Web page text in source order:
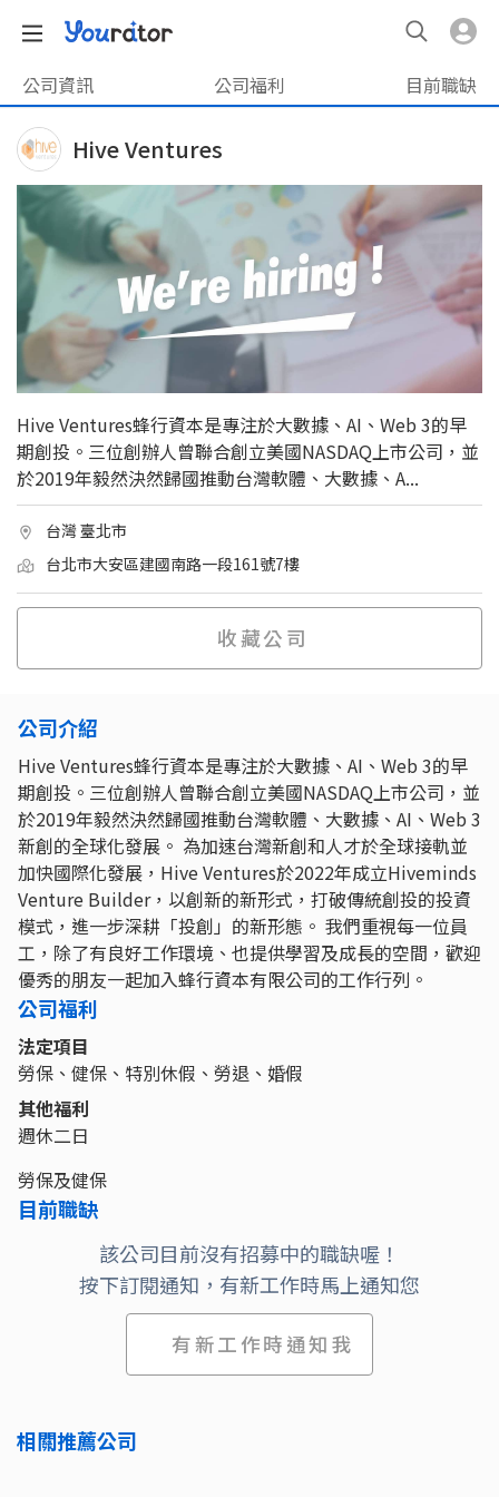
公司資訊 公司福利 目前職缺
Hive Ventures
Hive Ventures蜂行資本是專注於大數據、AI、Web 3的早
期創投。三位創辦人曾聯合創立美國NASDAQ上市公司，並
於2019年毅然決然歸國推動台灣軟體、大數據、A...
台灣 臺北市
台北市大安區建國南路一段161號7樓
收藏公司
公司介紹
Hive Ventures蜂行資本是專注於大數據、AI、Web 3的早
期創投。三位創辦人曾聯合創立美國NASDAQ上市公司，並
於2019年毅然決然歸國推動台灣軟體、大數據、AI、Web 3
新創的全球化發展。 為加速台灣新創和人才於全球接軌並
加快國際化發展，Hive Ventures於2022年成立Hiveminds
Venture Builder，以創新的新形式，打破傳統創投的投資
模式，進一步深耕「投創」的新形態。 我們重視每一位員
工，除了有良好工作環境、也提供學習及成長的空間，歡迎
優秀的朋友一起加入蜂行資本有限公司的工作行列。
公司福利
法定項目
勞保、健保、特別休假、勞退、婚假
其他福利
週休二日
勞保及健保
目前職缺
該公司目前沒有招募中的職缺喔！
按下訂閱通知，有新工作時馬上通知您
有新工作時通知我
相關推薦公司